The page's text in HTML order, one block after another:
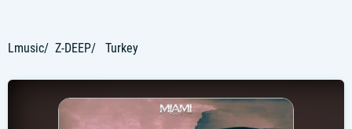
Lmusic Z-DEEP Turkey